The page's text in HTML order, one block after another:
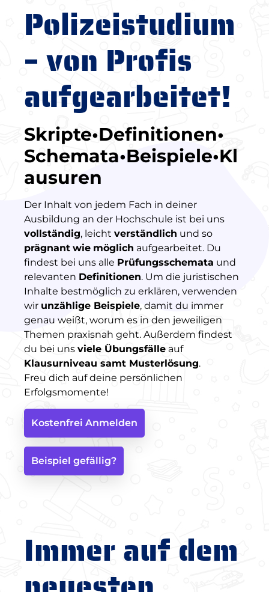
Polizeistudium
– von Profis
aufgearbeitet!
Skripte•Definitionen•
Schemata•Beispiele•Kl
ausuren
Der Inhalt von jedem Fach in deiner
Ausbildung an der Hochschule ist bei uns
vollständig, leicht verständlich und so
prägnant wie möglich aufgearbeitet. Du
findest bei uns alle Prüfungsschemata und
relevanten Definitionen. Um die juristischen
Inhalte bestmöglich zu erklären, verwenden
wir unzählige Beispiele, damit du immer
genau weißt, worum es in den jeweiligen
Themen praxisnah geht. Außerdem findest
du bei uns viele Übungsfälle auf
Klausurniveau samt Musterlösung.
Freu dich auf deine persönlichen
Erfolgsmomente!
Kostenfrei Anmelden
Beispiel gefällig?
Immer auf dem